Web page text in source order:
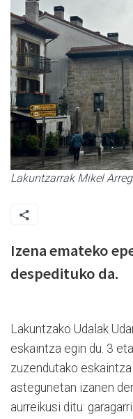
Lakuntzarrak Mikel
Izena emateko
despedituko da.
Lakuntzako Udalak
eskaintza egin du. 3
zuzendutako
astegunetan izanen
aurreikusi ditu: